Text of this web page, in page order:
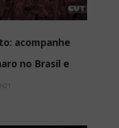
acompanhe
no Brasil e